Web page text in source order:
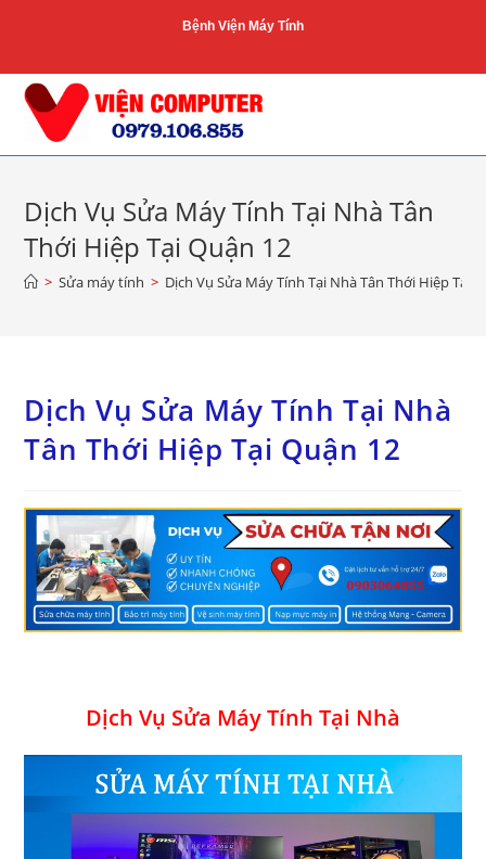
Bệnh Viện Máy Tính
Dịch Vụ Sửa Máy Tính Tại Nhà Tân
Thới Hiệp Tại Quận 12
> Sửa máy tính > Dịch Vụ Sửa Máy Tính Tại Nhà Tân Thới Hiệp Tại
Dịch Vụ Sửa Máy Tính Tại Nhà
Tân Thới Hiệp Tại Quận 12
Dịch Vụ Sửa Máy Tính Tại Nhà